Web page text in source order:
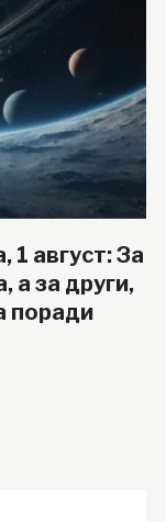
1 август: За
а за други,
поради